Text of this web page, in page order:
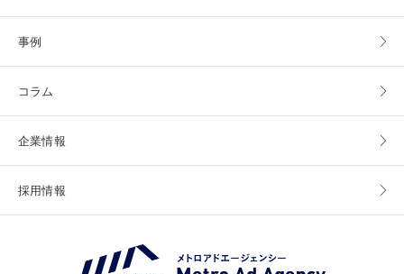
事例
コラム
企業情報
採用情報